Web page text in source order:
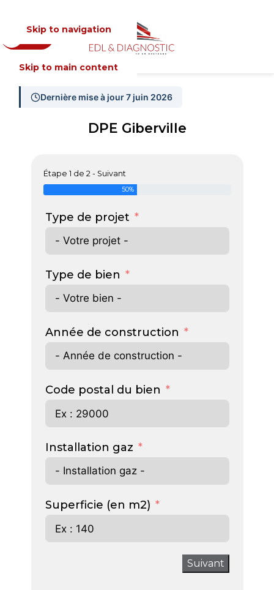
Skip to navigation
Skip to main content
MENU
Dernière mise à jour 7 juin 2026
DPE Giberville
Étape 1 de 2 - Suivant
50%
Type de projet
Type de bien
Année de construction
Code postal du bien
Installation gaz
Superficie (en m2)
Suivant